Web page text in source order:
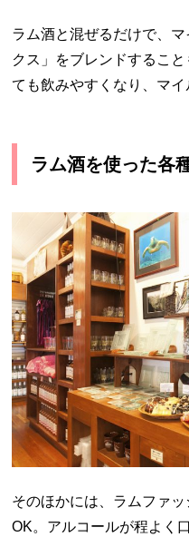
ラム酒と混ぜるだけで、
クス」をブレンドするこ
ても飲みやすくなり、マイ
ラム酒を使った各
そのほかには、ラムファ
OK。アルコールが程よく